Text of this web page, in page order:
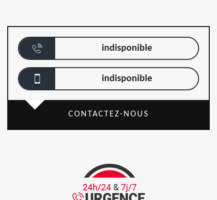
indisponible
indisponible
CONTACTEZ-NOUS